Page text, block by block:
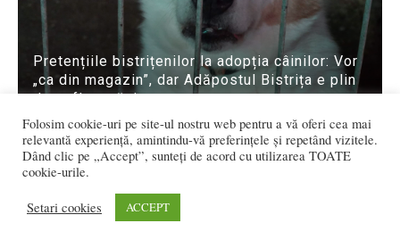
Pretențiile bistrițenilor la adopția câinilor: Vor
„ca din magazin”, dar Adăpostul Bistrița e plin
de suflete rănite
Flavia DANCIU - august 7, 2026
Folosim cookie-uri pe site-ul nostru web pentru a vă oferi cea mai
relevantă experiență, amintindu-vă preferințele și repetând vizitele.
Dând clic pe „Accept”, sunteți de acord cu utilizarea TOATE
cookie-urile.
Setari cookies ACCEPT